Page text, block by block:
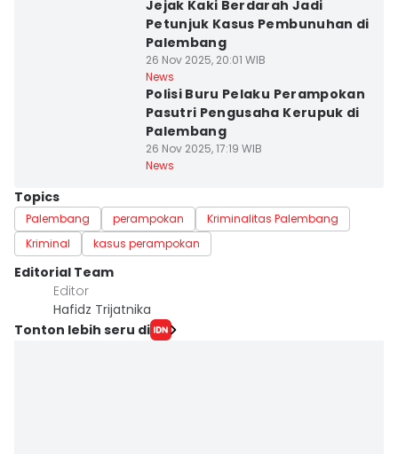
Jejak Kaki Berdarah Jadi
Petunjuk Kasus Pembunuhan di
Palembang
26 Nov 2025, 20:01 WIB
News
Polisi Buru Pelaku Perampokan
Pasutri Pengusaha Kerupuk di
Palembang
26 Nov 2025, 17:19 WIB
News
Topics
Palembang perampokan
Kriminalitas Palembang
Kriminal
kasus perampokan
Editorial Team
Editor
Hafidz Trijatnika
Tonton lebih seru di